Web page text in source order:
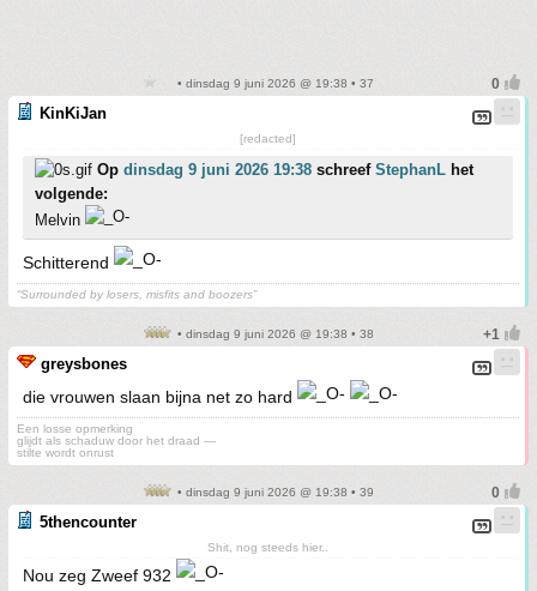
• dinsdag 9 juni 2026 @ 19:38 • 37
KinKiJan
[redacted]
Op dinsdag 9 juni 2026 19:38 schreef StephanL het
volgende:
Melvin
Schitterend
“Surrounded by losers, misfits and boozers”
• dinsdag 9 juni 2026 @ 19:38 • 38
greysbones
die vrouwen slaan bijna net zo hard
Een losse opmerking
glijdt als schaduw door het draad —
stilte wordt onrust
• dinsdag 9 juni 2026 @ 19:38 • 39
5thencounter
Shit, nog steeds hier..
Nou zeg Zweef 932